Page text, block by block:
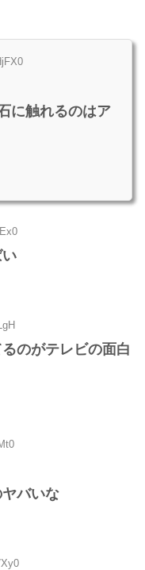
に触れるのはア
のがテレビの面白
バいな